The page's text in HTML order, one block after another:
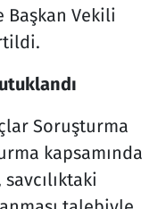
Vekili
Soruşturma
kapsamında